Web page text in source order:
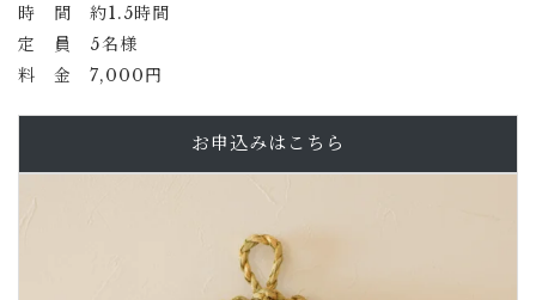
時 間 約1.5時間
定 員 5名様
料 金 7,000円
お申込みはこちら